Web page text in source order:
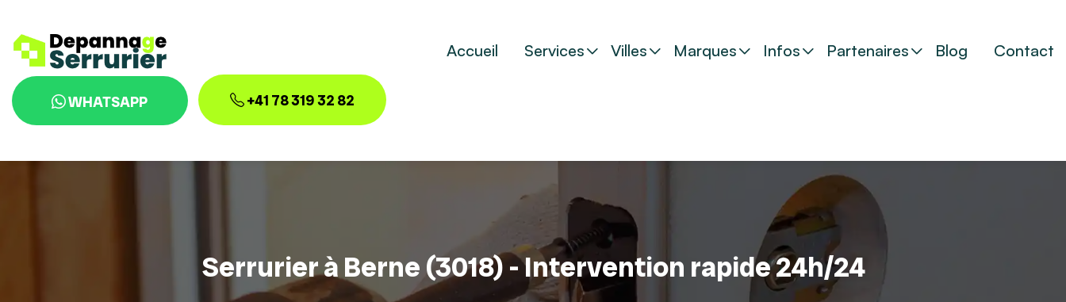
Accueil Services Villes Marques Infos Partenaires Blog Contact
WHATSAPP +41 78 319 32 82
Serrurier à Berne (3018) - Intervention rapide 24h/24